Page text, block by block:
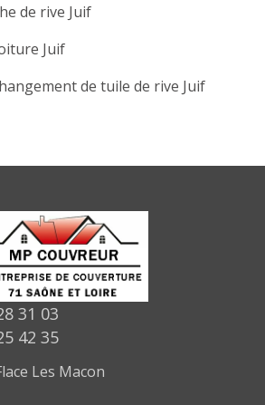
de rive Juif
Juif
de tuile de rive Juif
31 03
42 35
Les Macon